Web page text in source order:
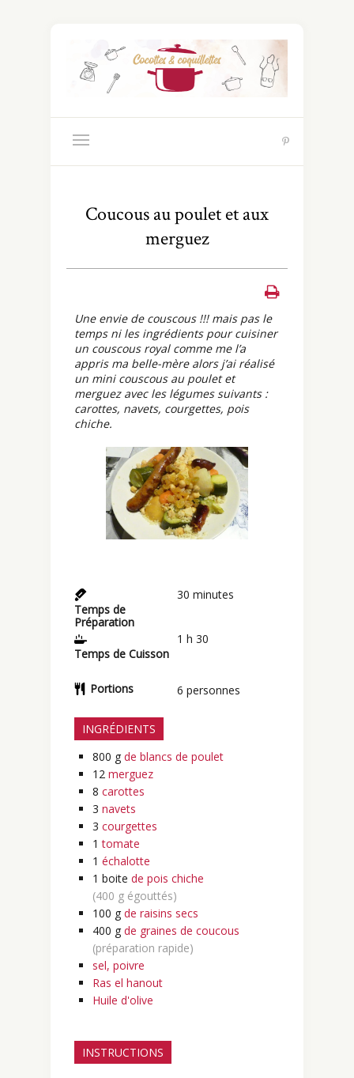
Coucous au poulet et aux
merguez
Une envie de couscous !!! mais pas le
temps ni les ingrédients pour cuisiner
un couscous royal comme me l’a
appris ma belle-mère alors j’ai réalisé
un mini couscous au poulet et
merguez avec les légumes suivants :
carottes, navets, courgettes, pois
chiche.
Temps de
Préparation
30 minutes
Temps de Cuisson
1 h 30
Portions 6 personnes
INGRÉDIENTS
800 g de blancs de poulet
12 merguez
8 carottes
3 navets
3 courgettes
1 tomate
1 échalotte
1 boite de pois chiche
(400 g égouttés)
100 g de raisins secs
400 g de graines de coucous
(préparation rapide)
sel, poivre
Ras el hanout
Huile d'olive
INSTRUCTIONS